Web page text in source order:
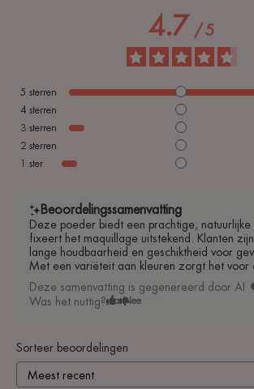
4.7 / 5
5 sterren
4 sterren
3 sterren
2 sterren
ster
Beoordelingssamenvatting
Deze poeder biedt een prachtige, natuurlijke
fixeert het maquillage uitstekend. Klanten
lange houdbaarheid en geschiktheid voor
Met een variëteit aan kleuren zorgt het voor
Deze samenvatting is gegenereerd door AI
Was het nuttig?
Ja Nee
Sorteer beoordelingen